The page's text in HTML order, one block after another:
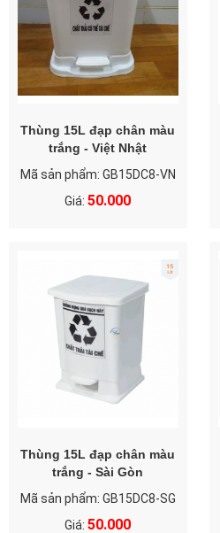
Thùng 15L đạp chân màu
trắng - Việt Nhật
Mã sản phẩm: GB15DC8-VN
Giá:50.000
Thùng 15L đạp chân màu
trắng - Sài Gòn
Mã sản phẩm: GB15DC8-SG
Giá:50.000